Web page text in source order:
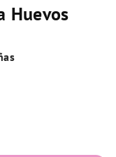
Huevos